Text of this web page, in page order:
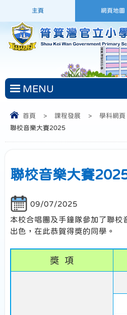
主頁 網頁地圖
MENU
首頁 > 課程發展 > 學科網頁
聯校音樂大賽2025
聯校音樂大賽
09/07/2025
本校合唱團及手鐘隊參加了聯
出色，在此恭賀得獎的同學。
獎 項